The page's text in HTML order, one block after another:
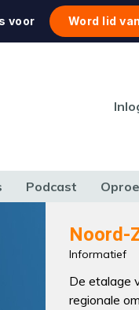
voor Word lid
Podcast
Noord-
Informatief
De etalage
regionale